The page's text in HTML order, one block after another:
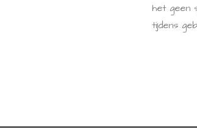
het geen
tijdens